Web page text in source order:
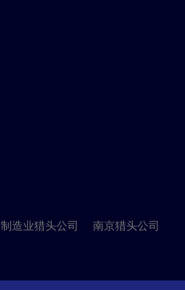
制造业猎头公司
南京猎头公司